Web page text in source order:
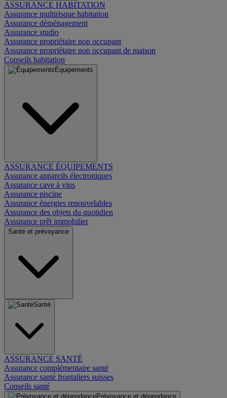
ASSURANCE HABITATION
Assurance multirisque habitation
Assurance déménagement
Assurance studio
Assurance propriétaire non occupant
Assurance propriétaire non occupant de maison
Conseils habitation
Équipements
ASSURANCE ÉQUIPEMENTS
Assurance appareils électroniques
Assurance cave à vins
Assurance piscine
Assurance énergies renouvelables
Assurance des objets du quotidien
Assurance prêt immobilier
Santé et prévoyance
Santé
ASSURANCE SANTÉ
Assurance complémentaire santé
Assurance santé frontaliers suisses
Conseils santé
Prévoyance et dépendance